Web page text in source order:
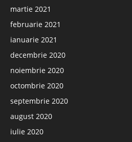
martie 2021
februarie 2021
ianuarie 2021
decembrie 2020
noiembrie 2020
octombrie 2020
septembrie 2020
august 2020
iulie 2020